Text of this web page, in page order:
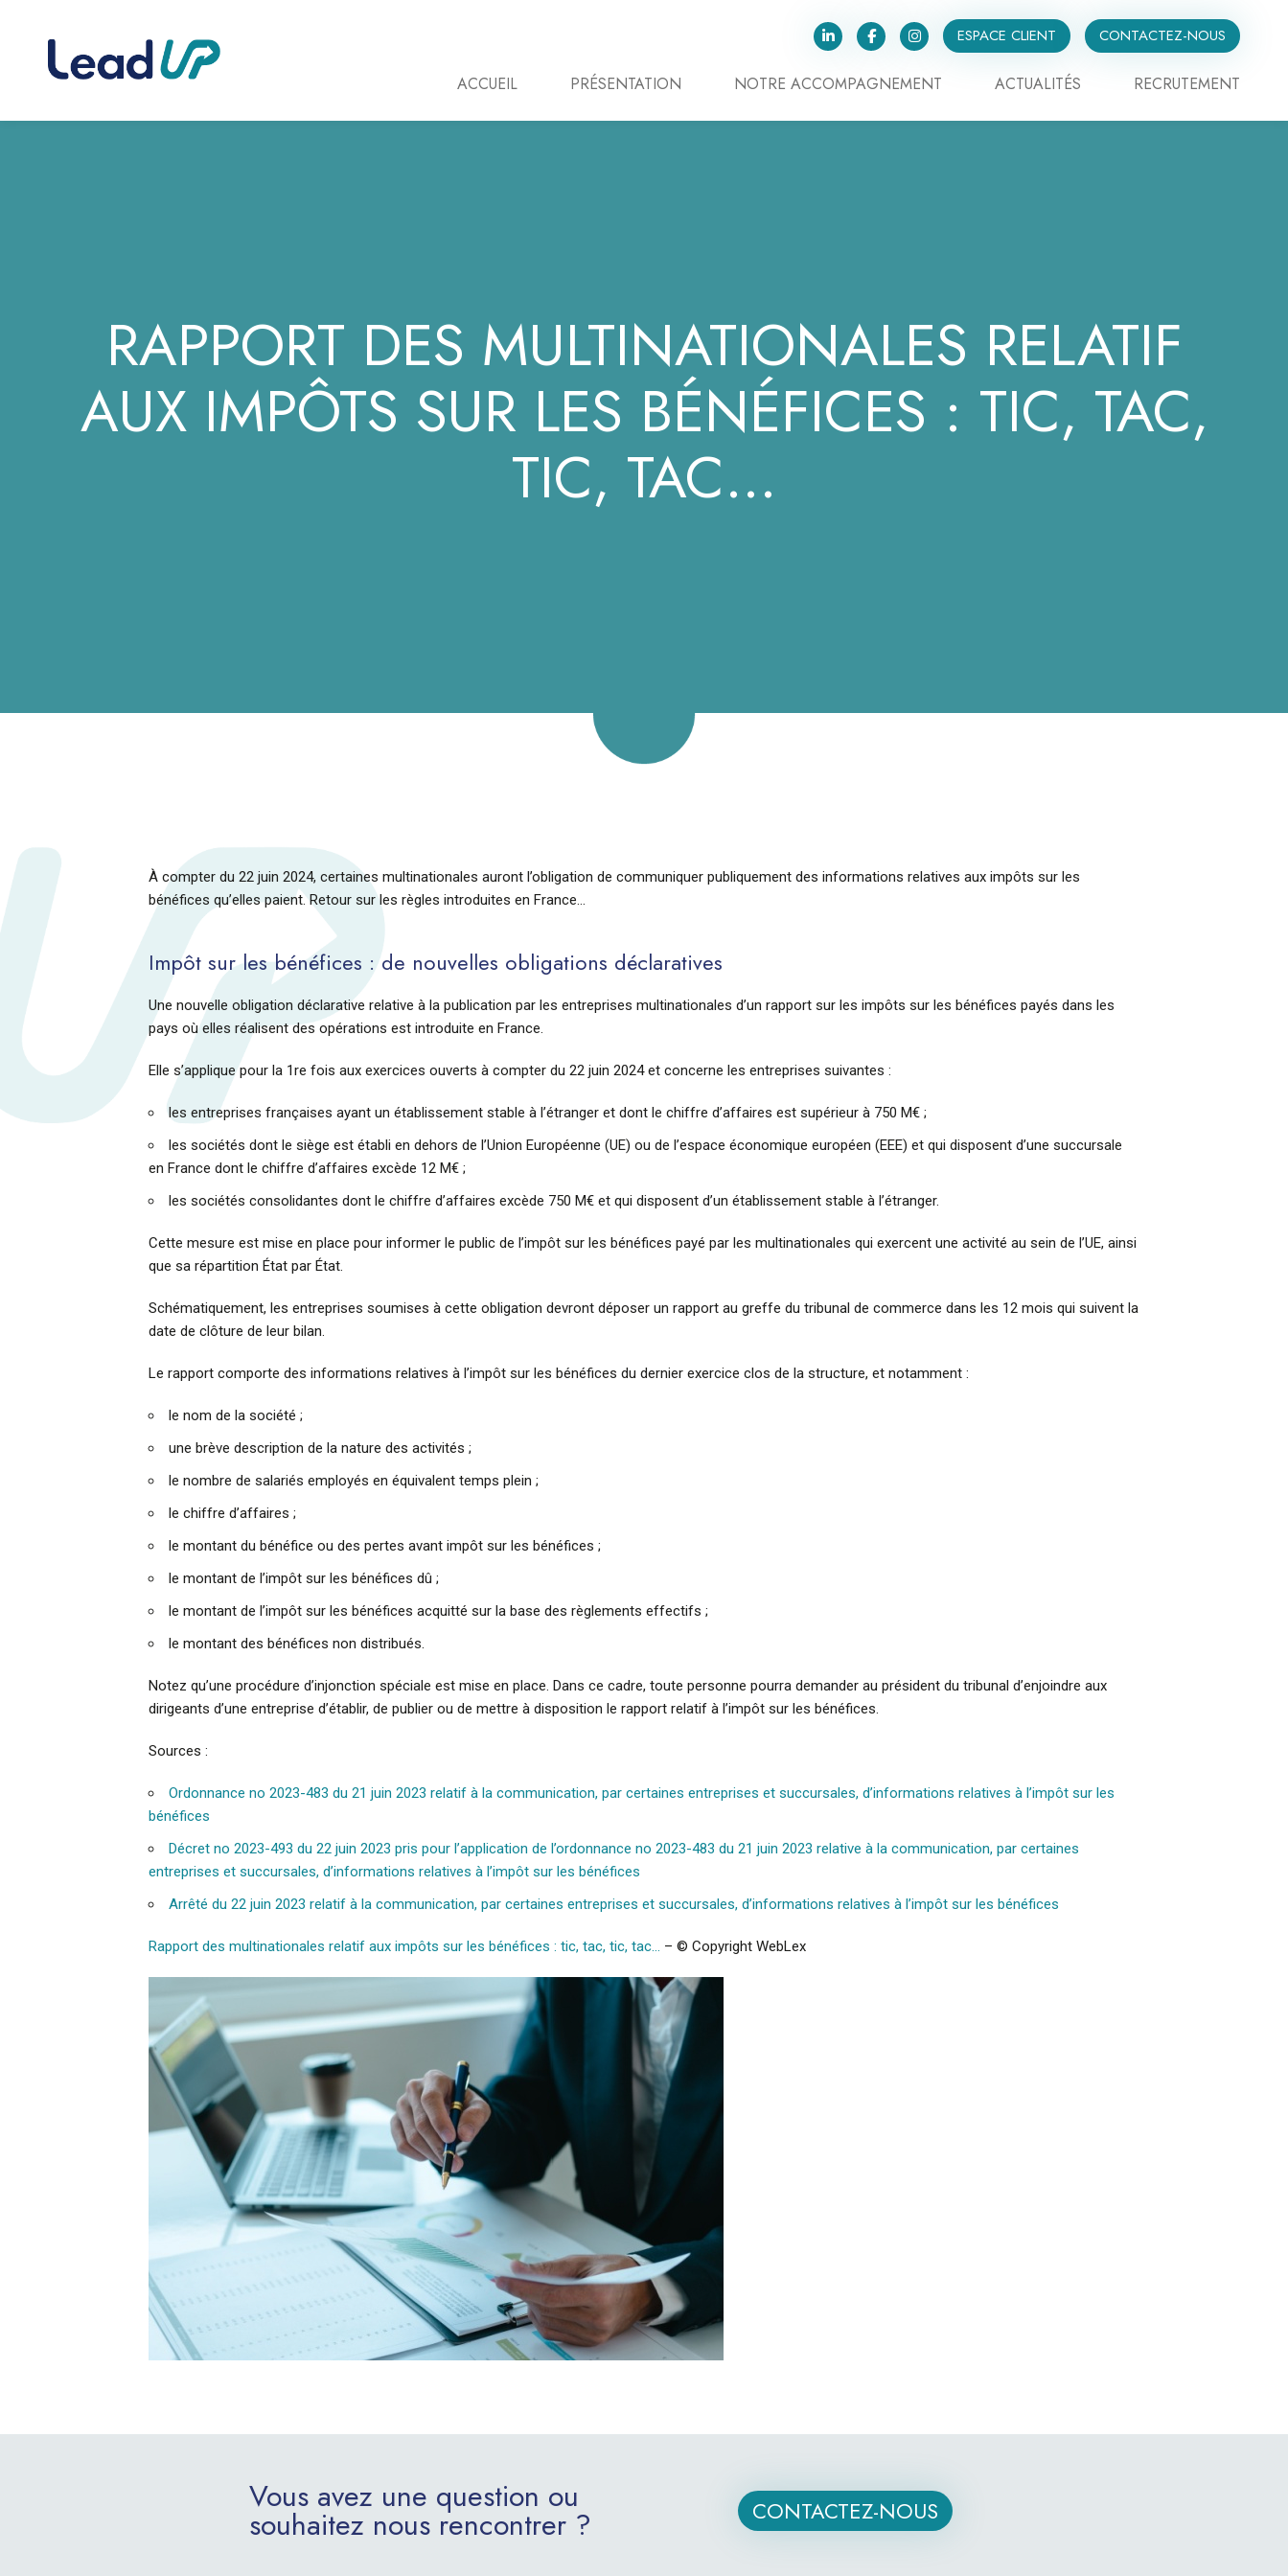
ESPACE CLIENT CONTACTEZ-NOUS
ACCUEIL PRÉSENTATION NOTRE ACCOMPAGNEMENT ACTUALITÉS RECRUTEMENT
RAPPORT DES MULTINATIONALES RELATIF
AUX IMPÔTS SUR LES BÉNÉFICES : TIC, TAC,
TIC, TAC…
À compter du 22 juin 2024, certaines multinationales auront l’obligation de communiquer publiquement des informations relatives aux impôts sur les
bénéfices qu’elles paient. Retour sur les règles introduites en France…
Impôt sur les bénéfices : de nouvelles obligations déclaratives
Une nouvelle obligation déclarative relative à la publication par les entreprises multinationales d’un rapport sur les impôts sur les bénéfices payés dans les
pays où elles réalisent des opérations est introduite en France.
Elle s’applique pour la 1re fois aux exercices ouverts à compter du 22 juin 2024 et concerne les entreprises suivantes :
les entreprises françaises ayant un établissement stable à l’étranger et dont le chiffre d’affaires est supérieur à 750 M€ ;
les sociétés dont le siège est établi en dehors de l’Union Européenne (UE) ou de l’espace économique européen (EEE) et qui disposent d’une succursale
en France dont le chiffre d’affaires excède 12 M€ ;
les sociétés consolidantes dont le chiffre d’affaires excède 750 M€ et qui disposent d’un établissement stable à l’étranger.
Cette mesure est mise en place pour informer le public de l’impôt sur les bénéfices payé par les multinationales qui exercent une activité au sein de l’UE, ainsi
que sa répartition État par État.
Schématiquement, les entreprises soumises à cette obligation devront déposer un rapport au greffe du tribunal de commerce dans les 12 mois qui suivent la
date de clôture de leur bilan.
Le rapport comporte des informations relatives à l’impôt sur les bénéfices du dernier exercice clos de la structure, et notamment :
le nom de la société ;
une brève description de la nature des activités ;
le nombre de salariés employés en équivalent temps plein ;
le chiffre d’affaires ;
le montant du bénéfice ou des pertes avant impôt sur les bénéfices ;
le montant de l’impôt sur les bénéfices dû ;
le montant de l’impôt sur les bénéfices acquitté sur la base des règlements effectifs ;
le montant des bénéfices non distribués.
Notez qu’une procédure d’injonction spéciale est mise en place. Dans ce cadre, toute personne pourra demander au président du tribunal d’enjoindre aux
dirigeants d’une entreprise d’établir, de publier ou de mettre à disposition le rapport relatif à l’impôt sur les bénéfices.
Sources :
Ordonnance no 2023-483 du 21 juin 2023 relatif à la communication, par certaines entreprises et succursales, d’informations relatives à l’impôt sur les
bénéfices
Décret no 2023-493 du 22 juin 2023 pris pour l’application de l’ordonnance no 2023-483 du 21 juin 2023 relative à la communication, par certaines
entreprises et succursales, d’informations relatives à l’impôt sur les bénéfices
Arrêté du 22 juin 2023 relatif à la communication, par certaines entreprises et succursales, d’informations relatives à l’impôt sur les bénéfices
Rapport des multinationales relatif aux impôts sur les bénéfices : tic, tac, tic, tac… – © Copyright WebLex
Vous avez une question ou
souhaitez nous rencontrer ? CONTACTEZ-NOUS